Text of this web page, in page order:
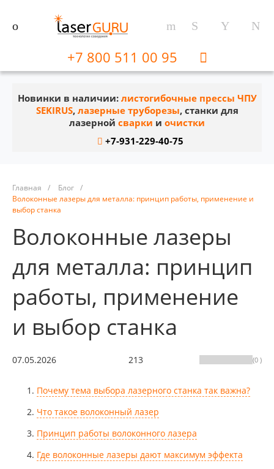
+7 800 511 00 95
Новинки в наличии: листогибочные прессы ЧПУ
SEKIRUS, лазерные труборезы, станки для
лазерной сварки и очистки
+7-931-229-40-75
Главная / Блог /
Волоконные лазеры для металла: принцип работы, применение и
выбор станка
Волоконные лазеры
для металла: принцип
работы, применение
и выбор станка
07.05.2026 213 (0 )
Почему тема выбора лазерного станка так важна?
Что такое волоконный лазер
Принцип работы волоконного лазера
Где волоконные лазеры дают максимум эффекта